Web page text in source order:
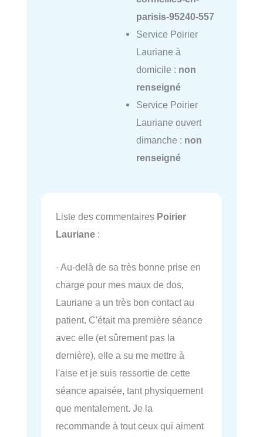
parisis-95240-557
Service Poirier
Lauriane à
domicile : non
renseigné
Service Poirier
Lauriane ouvert
dimanche : non
renseigné
Liste des commentaires Poirier
Lauriane :
- Au-delà de sa très bonne prise en
charge pour mes maux de dos,
Lauriane a un très bon contact au
patient. C'était ma première séance
avec elle (et sûrement pas la
dernière), elle a su me mettre à
l'aise et je suis ressortie de cette
séance apaisée, tant physiquement
que mentalement. Je la
recommande à tout ceux qui aiment